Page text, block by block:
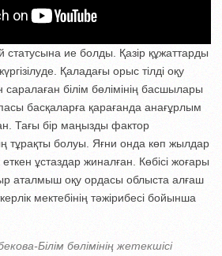
ие болды. Қазір құжаттарды
Қаладағы орыс тілді оқу
білім бөлімінің басшылары
басқаларға қарағанда анағұрлым
Тағы бір маңызды фактор
тұрақты болуы. Яғни онда көп жылдар
ұстаздар жиналған. Көбісі жоғары
аталмыш оқу ордасы облыста алғаш
мектебінің тәжірибесі бойынша
Білім бөлімінің жетекшісі